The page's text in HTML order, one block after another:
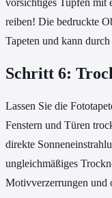
reiben! Die bedruckte
Tapeten und kann
Schritt 6:
Lassen Sie die
Fenstern und Türen
direkte
ungleichmäßiges
Motivverzerrungen und